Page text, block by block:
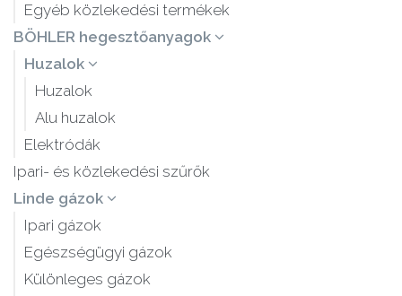
Egyéb közlekedési termékek
BÖHLER hegesztőanyagok
Huzalok
Huzalok
Alu huzalok
Elektródák
Ipari- és közlekedési szűrők
Linde gázok
Ipari gázok
Egészségügyi gázok
Különleges gázok